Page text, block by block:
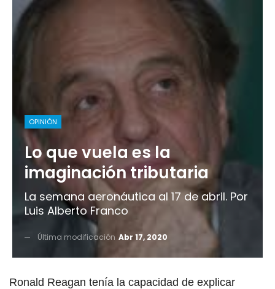
OPINIÓN
Lo que vuela es la
imaginación tributaria
La semana aeronáutica al 17 de abril. Por
Luis Alberto Franco
Última modificación Abr 17, 2020
Ronald Reagan tenía la capacidad de explicar